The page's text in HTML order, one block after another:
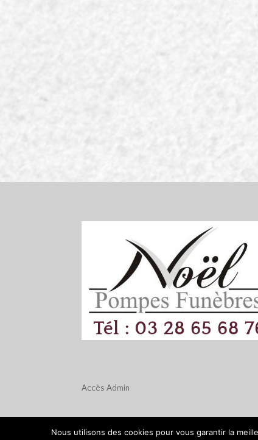
AccèsAdmin
Nous utilisons des cookies pour vous garantir la